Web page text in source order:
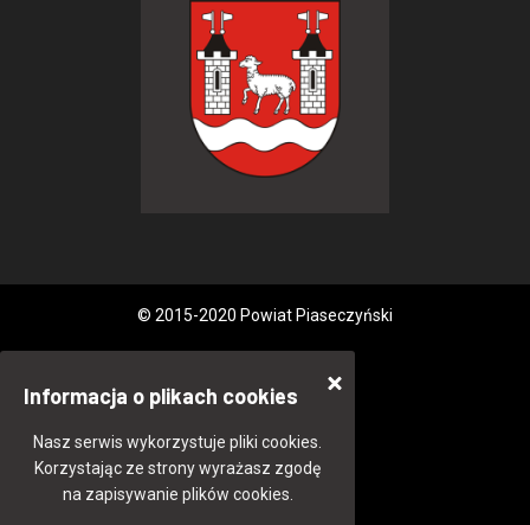
© 2015-2020 Powiat Piaseczyński
Informacja o plikach cookies
Nasz serwis wykorzystuje pliki cookies.
Korzystając ze strony wyrażasz zgodę
na zapisywanie plików cookies.